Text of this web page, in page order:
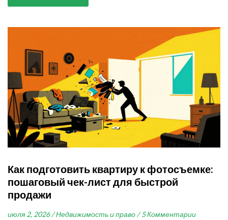
Как подготовить квартиру к фотосъемке:
пошаговый чек-лист для быстрой
продажи
июля 2, 2026 / Недвижимость и право / 5 Комментарии